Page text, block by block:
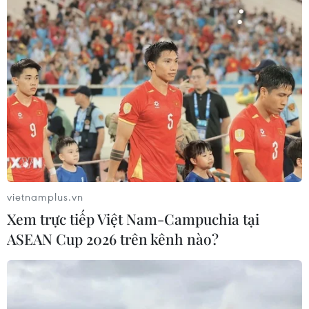
Chuyên gia Canada đánh giá cao bản
lĩnh đối ngoại của Việt Nam
07/08/2026 03:49
Venezuela khởi động đàm phán về
tiến trình chuyển giao chính trị
07/08/2026 02:58
Sập công trình tại Cuba khiến 2
người tử vong
07/08/2026 01:48
vietnamplus.vn
Xem trực tiếp Việt Nam-Campuchia tại
ASEAN Cup 2026 trên kênh nào?